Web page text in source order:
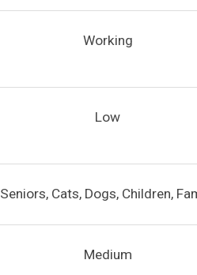
Working
Low
Seniors, Cats, Dogs, Children,
Medium